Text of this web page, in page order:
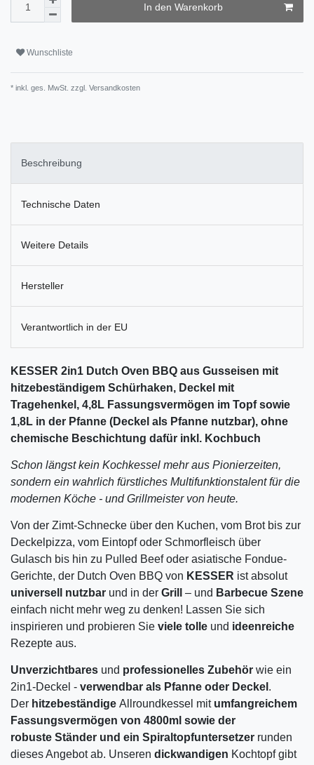
In den Warenkorb
Wunschliste
* inkl. ges. MwSt. zzgl. Versandkosten
Beschreibung
Technische Daten
Weitere Details
Hersteller
Verantwortlich in der EU
KESSER 2in1 Dutch Oven BBQ aus Gusseisen mit
hitzebeständigem Schürhaken, Deckel mit
Tragehenkel, 4,8L Fassungsvermögen im Topf sowie
1,8L in der Pfanne (Deckel als Pfanne nutzbar), ohne
chemische Beschichtung dafür inkl. Kochbuch
Schon längst kein Kochkessel mehr aus Pionierzeiten,
sondern ein wahrlich fürstliches Multifunktionstalent für die
modernen Köche - und Grillmeister von heute.
Von der Zimt-Schnecke über den Kuchen, vom Brot bis zur
Deckelpizza, vom Eintopf oder Schmorfleisch über
Gulasch bis hin zu Pulled Beef oder asiatische Fondue-
Gerichte, der Dutch Oven BBQ von KESSER ist absolut
universell nutzbar und in der Grill – und Barbecue Szene
einfach nicht mehr weg zu denken! Lassen Sie sich
inspirieren und probieren Sie viele tolle und ideenreiche
Rezepte aus.
Unverzichtbares und professionelles Zubehör wie ein
2in1-Deckel - verwendbar als Pfanne oder Deckel .
Der hitzebeständige Allroundkessel mit umfangreichem
Fassungsvermögen von 4800ml sowie der
robuste Ständer und ein Spiraltopfuntersetzer runden
dieses Angebot ab. Unseren dickwandigen Kochtopf gibt